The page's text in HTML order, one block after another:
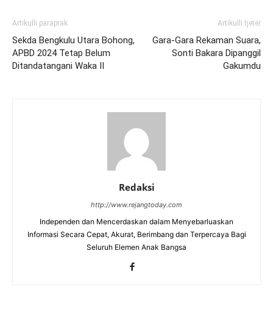
Artikulli paraprak
Sekda Bengkulu Utara Bohong,
APBD 2024 Tetap Belum
Ditandatangani Waka II
Artikulli tjetër
Gara-Gara Rekaman Suara,
Sonti Bakara Dipanggil
Gakumdu
Redaksi
http://www.rejangtoday.com
Independen dan Mencerdaskan dalam Menyebarluaskan
Informasi Secara Cepat, Akurat, Berimbang dan Terpercaya Bagi
Seluruh Elemen Anak Bangsa